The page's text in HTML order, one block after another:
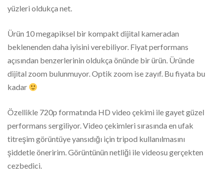
yüzleri oldukça net.
Ürün 10 megapiksel bir kompakt dijital kameradan
beklenenden daha iyisini verebiliyor. Fiyat performans
açısından benzerlerinin oldukça önünde bir ürün. Üründe
dijital zoom bulunmuyor. Optik zoom ise zayıf. Bu fiyata bu
kadar
Özellikle 720p formatında HD video çekimi ile gayet güzel
performans sergiliyor. Video çekimleri sırasında en ufak
titreşim görüntüye yansıdığı için tripod kullanılmasını
şiddetle öneririm. Görüntünün netliği ile videosu gerçekten
cezbedici.